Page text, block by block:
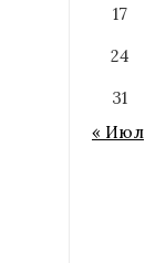
17
24
31
« Июл